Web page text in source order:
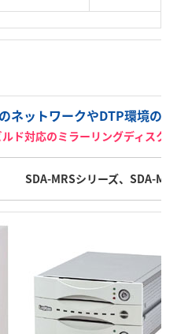
ネットワークやDTP環境の
ド対応のミラーリングディスク
SDA-MRSシリーズ、SDA-